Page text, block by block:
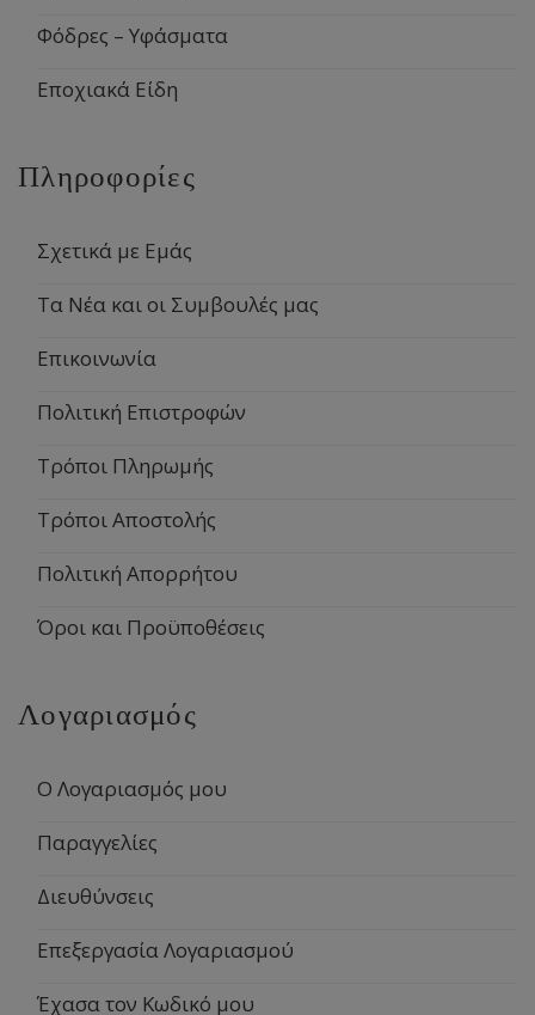
Φόδρες – Υφάσματα
Εποχιακά Είδη
Πληροφορίες
Σχετικά με Εμάς
Τα Νέα και οι Συμβουλές μας
Επικοινωνία
Πολιτική Επιστροφών
Τρόποι Πληρωμής
Τρόποι Αποστολής
Πολιτική Απορρήτου
Όροι και Προϋποθέσεις
Λογαριασμός
Ο Λογαριασμός μου
Παραγγελίες
Διευθύνσεις
Επεξεργασία Λογαριασμού
Έχασα τον Κωδικό μου